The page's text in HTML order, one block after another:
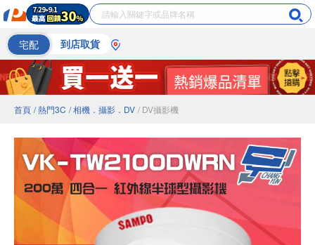
宅配 到店取貨
首頁 / 熱門3C / 相機．攝影．DV / DV攝影機